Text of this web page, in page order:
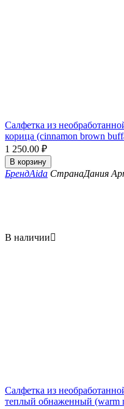
Салфетка из
корица (cinnamon brown
1 250.00 ₽
В корзину
БрендAida СтранаДания
В наличии
Салфетка из
теплый обнаженный (warm